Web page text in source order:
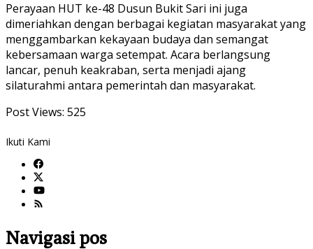
Perayaan HUT ke-48 Dusun Bukit Sari ini juga
dimeriahkan dengan berbagai kegiatan masyarakat yang
menggambarkan kekayaan budaya dan semangat
kebersamaan warga setempat. Acara berlangsung
lancar, penuh keakraban, serta menjadi ajang
silaturahmi antara pemerintah dan masyarakat.
Post Views: 525
Ikuti Kami
Navigasi pos